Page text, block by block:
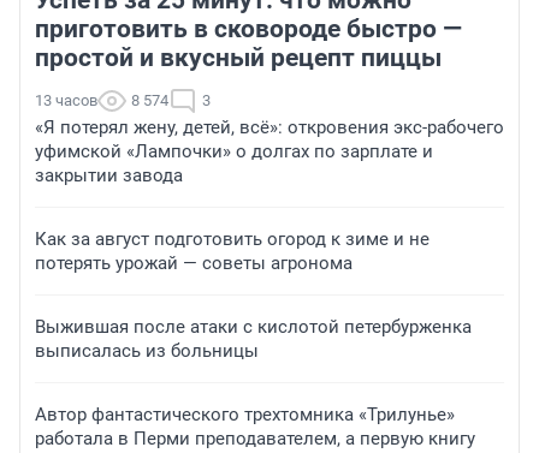
приготовить в сковороде быстро —
простой и вкусный рецепт пиццы
13 часов 8 574 3
«Я потерял жену, детей, всё»: откровения экс-рабочего
уфимской «Лампочки» о долгах по зарплате и
закрытии завода
Как за август подготовить огород к зиме и не
потерять урожай — советы агронома
Выжившая после атаки с кислотой петербурженка
выписалась из больницы
Автор фантастического трехтомника «Трилунье»
работала в Перми преподавателем, а первую книгу